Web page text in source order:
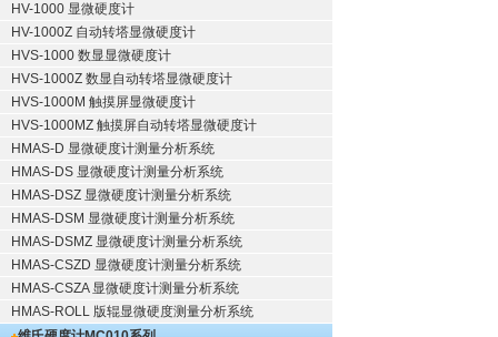
HV-1000 显微硬度计
HV-1000Z 自动转塔显微硬度计
HVS-1000 数显显微硬度计
HVS-1000Z 数显自动转塔显微硬度计
HVS-1000M 触摸屏显微硬度计
HVS-1000MZ 触摸屏自动转塔显微硬度计
HMAS-D 显微硬度计测量分析系统
HMAS-DS 显微硬度计测量分析系统
HMAS-DSZ 显微硬度计测量分析系统
HMAS-DSM 显微硬度计测量分析系统
HMAS-DSMZ 显微硬度计测量分析系统
HMAS-CSZD 显微硬度计测量分析系统
HMAS-CSZA 显微硬度计测量分析系统
HMAS-ROLL 版辊显微硬度测量分析系统